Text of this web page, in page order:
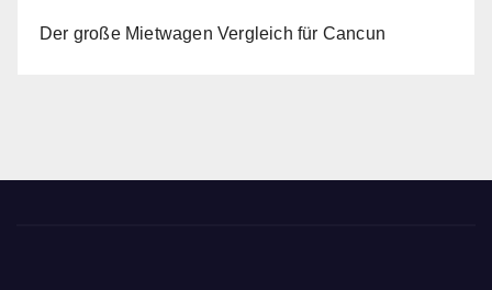
Der große Mietwagen Vergleich für Cancun